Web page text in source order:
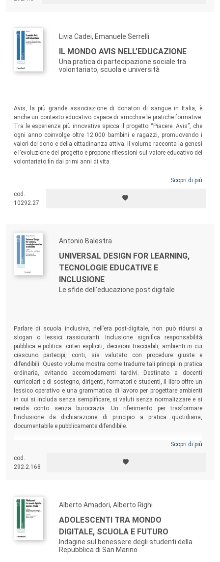
ricerca nell’ampio settore dell’educazione e della formazione prima o
Livia Cadei, Emanuele Serrelli
IL MONDO AVIS NELL’EDUCAZIONE
Una pratica di partecipazione sociale tra
volontariato, scuola e università
Avis, la più grande associazione di donatori di sangue in Italia, è
anche un contesto educativo capace di arricchire le pratiche formative.
Tra le esperienze più innovative spicca il progetto “Piacere: Avis”, che
ogni anno coinvolge oltre 12.000 bambini e ragazzi, promuovendo i
valori del dono e della cittadinanza attiva. Il volume racconta la genesi
e l’evoluzione del progetto e propone riflessioni sul valore educativo del
volontariato fin dai primi anni di vita.
Scopri di più
cod.
10292.27
Antonio Balestra
UNIVERSAL DESIGN FOR LEARNING,
TECNOLOGIE EDUCATIVE E
INCLUSIONE
Le sfide dell’educazione post digitale
Parlare di scuola inclusiva, nell’era post-digitale, non può ridursi a
slogan o lessici rassicuranti. Inclusione significa responsabilità
pubblica e politica: criteri espliciti, decisioni tracciabili, ambienti in cui
ciascuno partecipi, conti, sia valutato con procedure giuste e
difendibili. Questo volume mostra come tradurre tali principi in pratica
ordinaria, evitando accomodamenti tardivi. Destinato a docenti
curricolari e di sostegno, dirigenti, formatori e studenti, il libro offre un
lessico operativo e una grammatica di lavoro per progettare ambienti
in cui si includa senza semplificare, si valuti senza normalizzare e si
renda conto senza burocrazia. Un riferimento per trasformare
l’inclusione da dichiarazione di principio a pratica quotidiana,
documentabile e pubblicamente difendibile.
Scopri di più
cod.
292.2.168
Alberto Amadori, Alberto Righi
ADOLESCENTI TRA MONDO
DIGITALE, SCUOLA E FUTURO
Indagine sul benessere degli studenti della
Repubblica di San Marino